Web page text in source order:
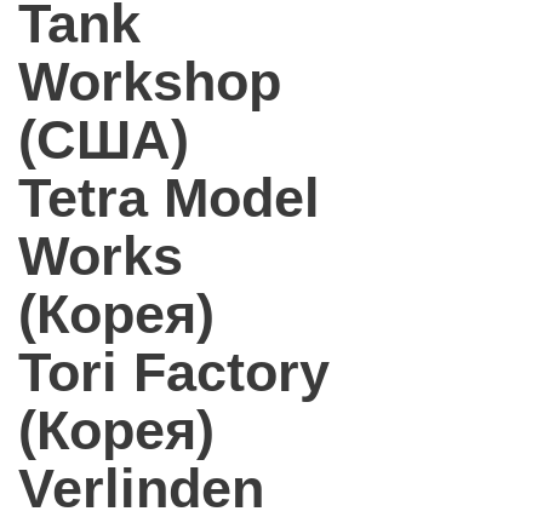
Tank
Workshop
(США)
Tetra Model
Works
(Корея)
Tori Factory
(Корея)
Verlinden